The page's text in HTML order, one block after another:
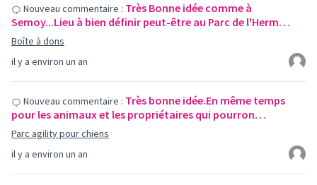
il y a environ un an
Nouveau commentaire : Très Bonne idée comme à
Semoy...Lieu à bien définir peut-être au Parc de l'Herm…
Boîte à dons
il y a environ un an
Nouveau commentaire : Très bonne idée.En même temps
pour les animaux et les propriétaires qui pourron…
Parc agility pour chiens